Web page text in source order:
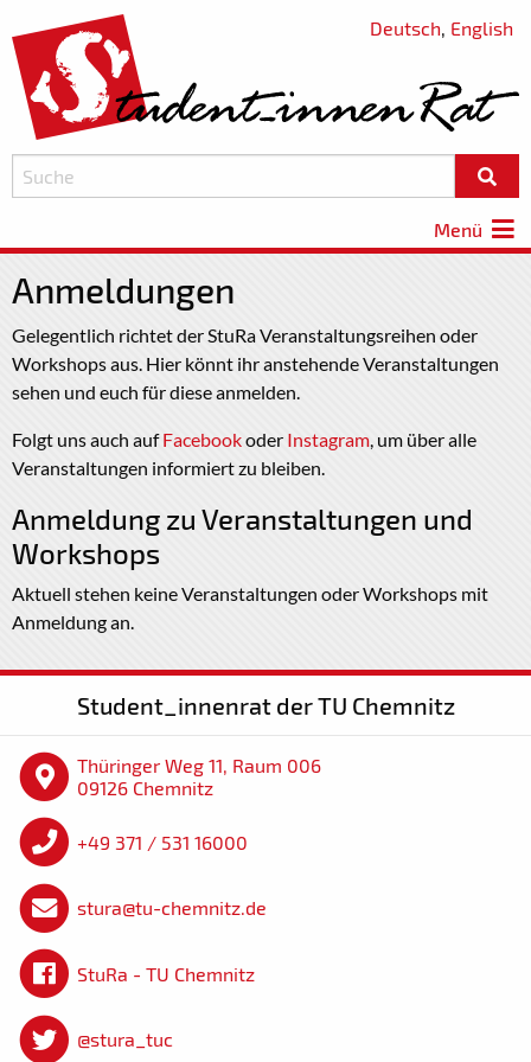
Deutsch, English
Menü
Anmeldungen
Gelegentlich richtet der StuRa Veranstaltungsreihen oder
Workshops aus. Hier könnt ihr anstehende Veranstaltungen
sehen und euch für diese anmelden.
Folgt uns auch aufFacebookoder Instagram, um über alle
Veranstaltungen informiert zu bleiben.
Anmeldung zu Veranstaltungen und
Workshops
Aktuell stehen keine Veranstaltungen oder Workshops mit
Anmeldung an.
Student_innenrat der TU Chemnitz
Thüringer Weg 11, Raum 006
09126 Chemnitz
+49 371 / 531 16000
stura@tu-chemnitz.de
StuRa - TU Chemnitz
@stura_tuc